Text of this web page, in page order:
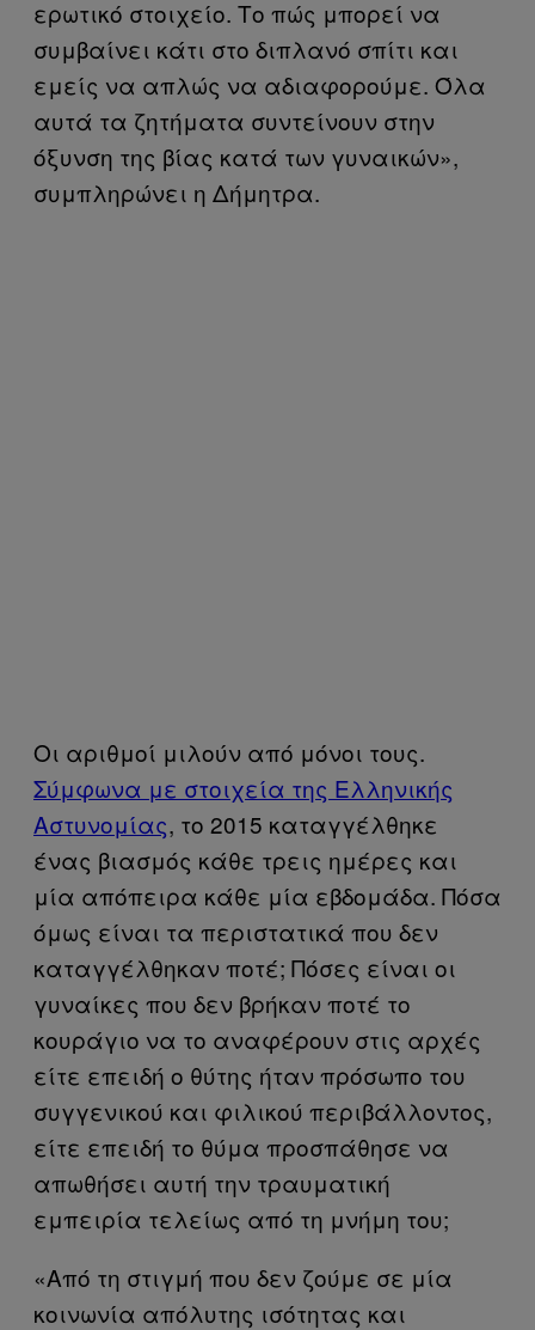
ερωτικό στοιχείο. Το πώς μπορεί να
συμβαίνει κάτι στο διπλανό σπίτι και
εμείς να απλώς να αδιαφορούμε. Όλα
αυτά τα ζητήματα συντείνουν στην
όξυνση της βίας κατά των γυναικών»,
συμπληρώνει η Δήμητρα.
Οι αριθμοί μιλούν από μόνοι τους.
Σύμφωνα με στοιχεία της Ελληνικής
Αστυνομίας, το 2015 καταγγέλθηκε
ένας βιασμός κάθε τρεις ημέρες και
μία απόπειρα κάθε μία εβδομάδα. Πόσα
όμως είναι τα περιστατικά που δεν
καταγγέλθηκαν ποτέ; Πόσες είναι οι
γυναίκες που δεν βρήκαν ποτέ το
κουράγιο να το αναφέρουν στις αρχές
είτε επειδή ο θύτης ήταν πρόσωπο του
συγγενικού και φιλικού περιβάλλοντος,
είτε επειδή το θύμα προσπάθησε να
απωθήσει αυτή την τραυματική
εμπειρία τελείως από τη μνήμη του;
«Από τη στιγμή που δεν ζούμε σε μία
κοινωνία απόλυτης ισότητας και